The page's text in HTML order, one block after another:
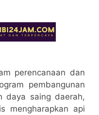
perencanaan dan
pembangunan
daya saing daerah,
mengharapkan api